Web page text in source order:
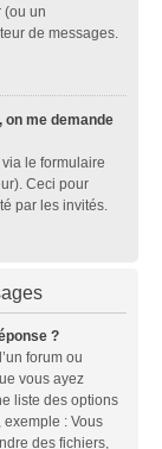
(ou un
de messages.
on me demande
le formulaire
Ceci pour
par les invités.
?
forum ou
vous ayez
liste des options
: Vous
des fichiers,